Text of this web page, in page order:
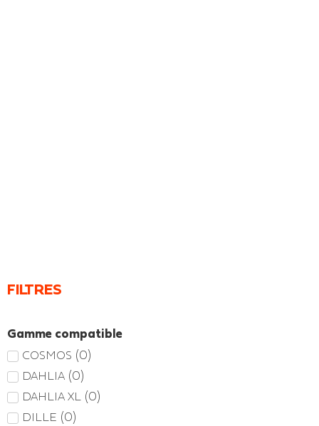
FILTRES
Gamme compatible
COSMOS (0)
DAHLIA (0)
DAHLIA XL (0)
DILLE (0)